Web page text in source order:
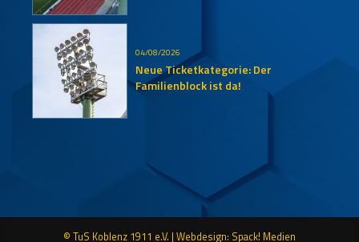
04/08/2026
Neue Ticketkategorie: Der
Familienblock ist da!
© TuS Koblenz 1911 e.V. | Webdesign: Spack! Medien